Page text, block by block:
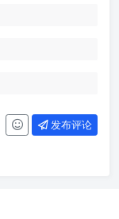
发布评论